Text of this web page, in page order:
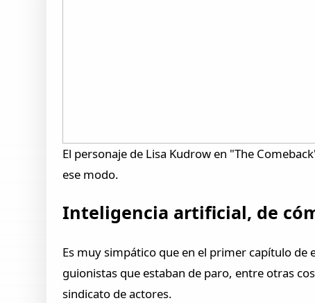
El personaje de Lisa Kudrow en "The
ese modo.
Inteligencia artificial, de
Es muy simpático que en el primer capítulo de
guionistas que estaban de paro, entre otras
sindicato de actores.